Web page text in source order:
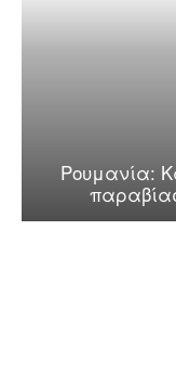
Ρουμανία: